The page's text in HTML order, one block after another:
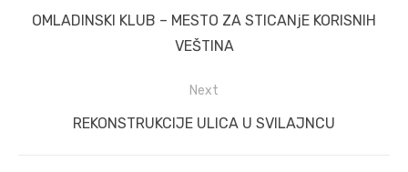
navigation
Previous
OMLADINSKI KLUB – MESTO ZA STICANjE KORISNIH
VEŠTINA
Next
Next
REKONSTRUKCIJE ULICA U SVILAJNCU